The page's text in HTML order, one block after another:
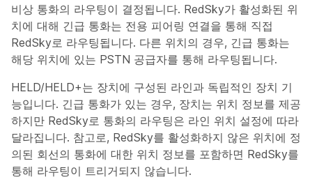
비상 통화의 라우팅이 결정됩니다. RedSky가 활성화된 위
치에 대해 긴급 통화는 전용 피어링 연결을 통해 직접
RedSky로 라우팅됩니다. 다른 위치의 경우, 긴급 통화는
해당 위치에 있는 PSTN 공급자를 통해 라우팅됩니다.
HELD/HELD+는 장치에 구성된 라인과 독립적인 장치 기
능입니다. 긴급 통화가 있는 경우, 장치는 위치 정보를 제공
하지만 RedSky로 통화의 라우팅은 라인 위치 설정에 따라
달라집니다. 참고로, RedSky를 활성화하지 않은 위치에 정
의된 회선의 통화에 대한 위치 정보를 포함하면 RedSky를
통해 라우팅이 트리거되지 않습니다.​